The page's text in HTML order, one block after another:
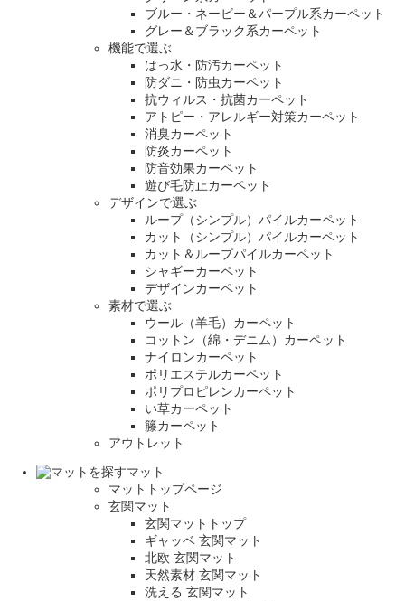
ブルー・ネービー＆パープル系カーペット
グレー＆ブラック系カーペット
機能で選ぶ
はっ水・防汚カーペット
防ダニ・防虫カーペット
抗ウィルス・抗菌カーペット
アトピー・アレルギー対策カーペット
消臭カーペット
防炎カーペット
防音効果カーペット
遊び毛防止カーペット
デザインで選ぶ
ループ（シンプル）パイルカーペット
カット（シンプル）パイルカーペット
カット＆ループパイルカーペット
シャギーカーペット
デザインカーペット
素材で選ぶ
ウール（羊毛）カーペット
コットン（綿・デニム）カーペット
ナイロンカーペット
ポリエステルカーペット
ポリプロピレンカーペット
い草カーペット
籐カーペット
アウトレット
マット
マットトップページ
玄関マット
玄関マットトップ
ギャッベ 玄関マット
北欧 玄関マット
天然素材 玄関マット
洗える 玄関マット